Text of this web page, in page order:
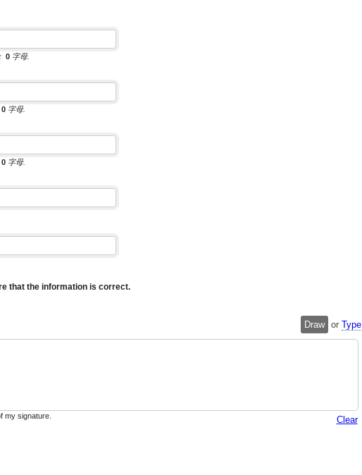
0 字母.
0 字母.
0 字母.
that the information is correct.
Draw or Type
my signature.
Clear